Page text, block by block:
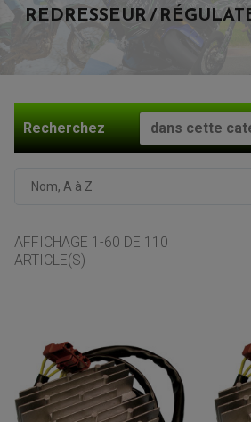
REDRESSEUR /
Recherchez
Nom, A à Z
AFFICHAGE 1-60 DE 110
ARTICLE(S)